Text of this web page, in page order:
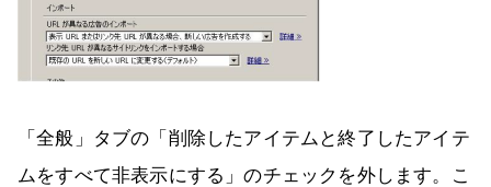
「全般」タブの「削除したアイテムと終了したアイテ
ムをすべて非表示にする」のチェックを外します。こ